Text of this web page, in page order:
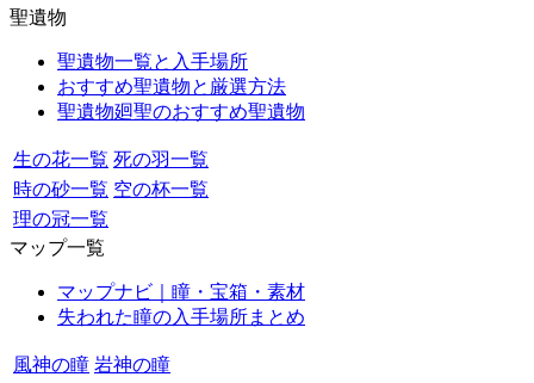
聖遺物
聖遺物一覧と入手場所
おすすめ聖遺物と厳選方法
聖遺物廻聖のおすすめ聖遺物
生の花一覧 死の羽一覧
時の砂一覧 空の杯一覧
理の冠一覧
マップ一覧
マップナビ｜瞳・宝箱・素材
失われた瞳の入手場所まとめ
風神の瞳 岩神の瞳